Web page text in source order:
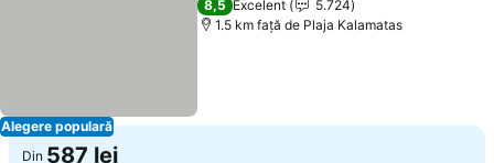
Alegere populară
8,5 Excelent
5.724
1.5 km faţă de Plaja Kalamatas
Din 587 lei